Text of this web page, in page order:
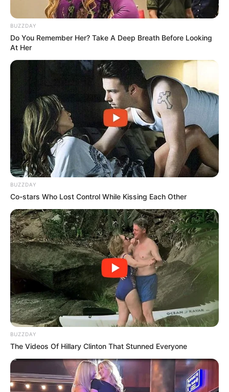
BUZZDAY
Do You Remember Her? Take A Deep Breath Before Looking
At Her
BUZZDAY
Co-stars Who Lost Control While Kissing Each Other
BUZZDAY
The Videos Of Hillary Clinton That Stunned Everyone